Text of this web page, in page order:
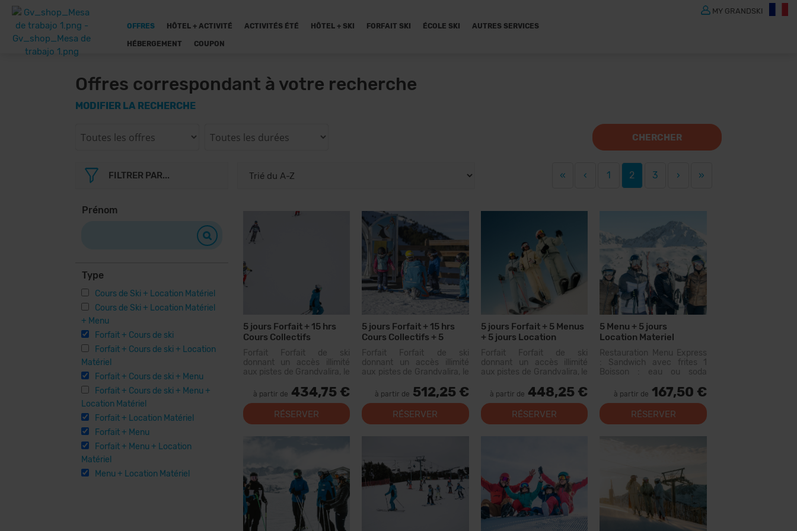
OFFRES HÔTEL + ACTIVITÉ ACTIVITÉS ÉTÉ HÔTEL + SKI FORFAIT SKI ÉCOLE SKI AUTRES SERVICES
HÉBERGEMENT COUPON
MY GRANDSKI
Offres correspondant à votre recherche
MODIFIER LA RECHERCHE
CHERCHER
FILTRER PAR...
Prénom
Type
Cours de Ski + Location Matériel
Cours de Ski + Location Matériel
+ Menu
Forfait + Cours de ski
Forfait + Cours de ski + Location
Matériel
Forfait + Cours de ski + Menu
Forfait + Cours de ski + Menu +
Location Matériel
Forfait + Location Matériel
Forfait + Menu
Forfait + Menu + Location
Matériel
Menu + Location Matériel
« ‹ 1 2 3 › »
5 jours Forfait + 15 hrs
Cours Collectifs
Forfait Forfait de ski
donnant un accès illimité
aux pistes de Grandvalira, le
des Pyrénées. Avec ce
forfait, vous pourrez
parcourir...
à partir de 434,75 €
RÉSERVER
5 jours Forfait + 15 hrs
Cours Collectifs + 5
Menus
Forfait Forfait de ski
donnant un accès illimité
aux pistes de Grandvalira, le
des Pyrénées. Avec ce
forfait, vous pourrez
parcourir plus de 200 km de
pistes, avec des options
à partir de 512,25 €
RÉSERVER
5 jours Forfait + 5 Menus
+ 5 jours Location
Materiel
Forfait Forfait de ski
donnant un accès illimité
aux pistes de Grandvalira, le
des Pyrénées. Avec ce
forfait, vous pourrez
parcourir plus de 200 km de
pistes, avec des options
à partir de 448,25 €
RÉSERVER
5 Menu + 5 jours
Location Materiel
Restauration Menu Express
: Sandwich avec frites 1
Boisson : eau ou soda
les eaux aromatisées) Menu
disponible dans les
restaurants suivants :
Canillo : Xiri El Forn Tarter :
à partir de 167,50 €
RÉSERVER